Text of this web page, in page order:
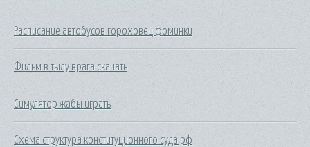
Расписание автобусов гороховец фоминки
Фильм в тылу врага скачать
Симулятор жабы играть
Схема структура конституционного суда рф